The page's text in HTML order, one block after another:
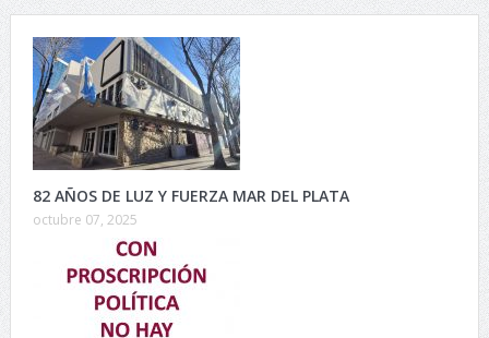
82 AÑOS DE LUZ Y FUERZA MAR DEL PLATA
octubre 07, 2025